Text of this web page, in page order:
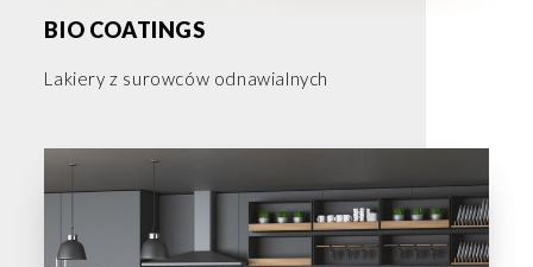
BIO COATINGS
Lakiery z surowców odnawialnych